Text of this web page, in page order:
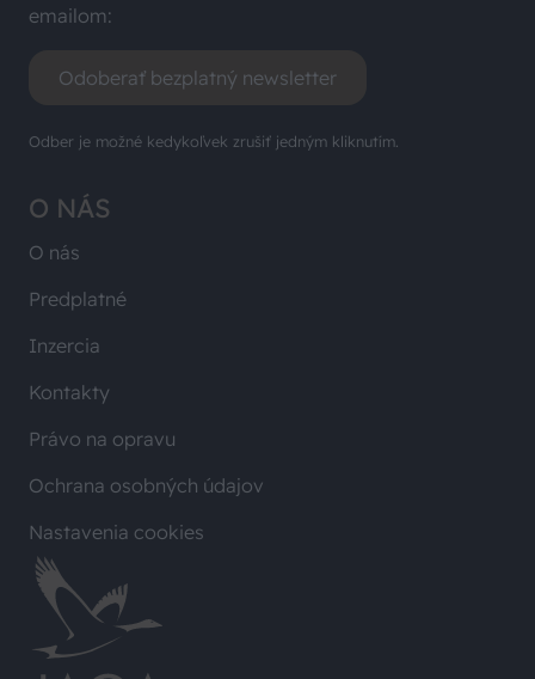
O NÁS
O nás
Predplatné
Inzercia
Kontakty
Právo na opravu
Ochrana osobných údajov
Nastavenia cookies
emailom:
Odoberať bezplatný newsletter
Odber je možné kedykoľvek zrušiť jedným kliknutím.